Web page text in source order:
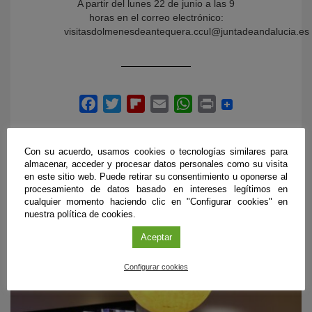
A partir del lunes 22 de junio a las 9
horas en el correo electrónico:
visitasdolmenesdeantequera.ccul@juntadeandalucia.es
PRÓXIMOS EVENTOS
Con su acuerdo, usamos cookies o tecnologías similares para
almacenar, acceder y procesar datos personales como su visita
en este sitio web. Puede retirar su consentimiento u oponerse al
procesamiento de datos basado en intereses legítimos en
cualquier momento haciendo clic en "Configurar cookies" en
nuestra política de cookies.
Aceptar
Configurar cookies